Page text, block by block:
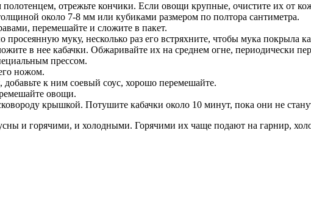
отрежьте кончики. Если овощи крупные, очистите их от
около 7-8 мм или кубиками размером по полтора сантиметра.
перемешайте и сложите в пакет.
просеянную муку, несколько раз его встряхните, чтобы мука покрыла
в нее кабачки. Обжаривайте их на среднем огне, периодически
прессом.
ножом.
к ним соевый соус, хорошо перемешайте.
овощи.
крышкой. Потушите кабачки около 10 минут, пока они не
и горячими, и холодными. Горячими их чаще подают на гарнир,